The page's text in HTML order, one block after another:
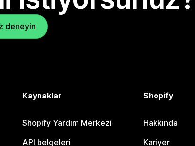
deneyin
Kaynaklar
Shopify Yardım Merkezi
API belgeleri
Shopify
Hakkında
Kariyer